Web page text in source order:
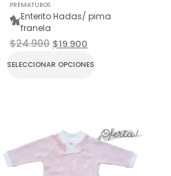
PREMATUROS
Enterito Hadas/ pima
franela
$24.900 $19.900
SELECCIONAR OPCIONES
¡Oferta!